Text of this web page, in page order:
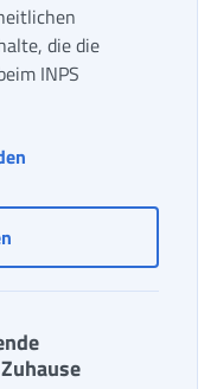
die die
INPS
ISEE-Einziges Portal